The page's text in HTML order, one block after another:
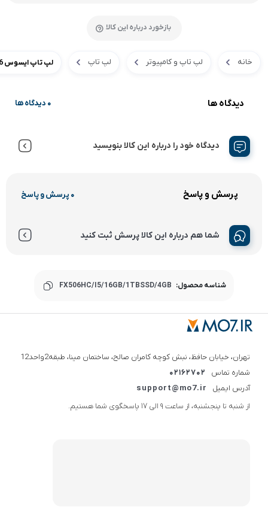
بازخورد درباره این کالا
خانه لپ تاپ و کامپیوتر لپ تاپ لپ تاپ ایسوس 15.6 اینچی مدلFX506HC I5(11400) 16GB 1TBSSD 4G(3050)
دیدگاه ها 0 دیدگاه ها
دیدگاه خود را درباره این کالا بنویسید
پرسش و پاسخ 0 پرسش و پاسخ
شما هم درباره این کالا پرسش ثبت کنید
شناسه محصول: FX506HC/I5/16GB/1TBSSD/4GB
تهران، خیابان حافظ، نبش کوچه کامران صالح، ساختمان مینا، طبقه2واحد12
شماره تماس
02162702
آدرس ایمیل
support@mo7.ir
از شنبه تا پنجشنبه، از ساعت 9 الی 17 پاسخگوی شما هستیم.